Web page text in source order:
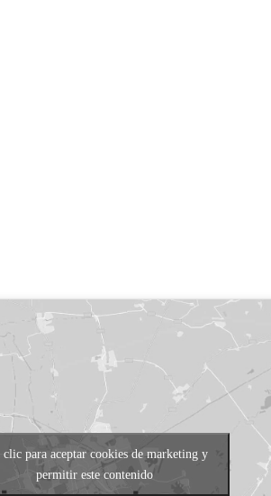
clic para aceptar cookies de marketing y
permitir este contenido